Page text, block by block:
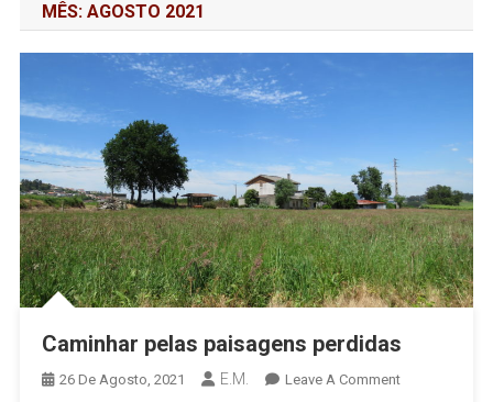
MÊS: AGOSTO 2021
Caminhar pelas paisagens perdidas
26 De Agosto, 2021 E.M. Leave A CommentOn